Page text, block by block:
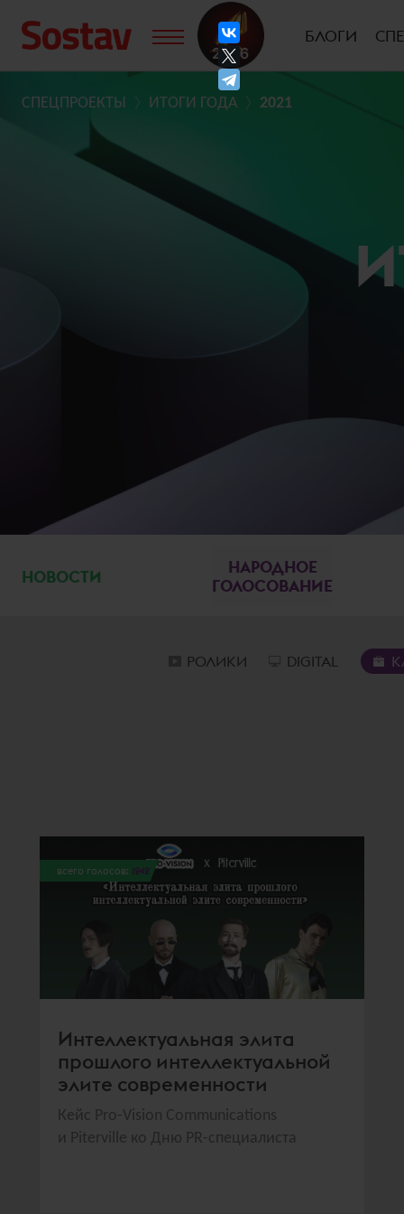
БЛОГИ
СПЕЦПРОЕКТЫ ИТОГИ ГОДА 2021
НОВОСТИ
НАРОДНОЕ
ГОЛОСОВАНИЕ
РОЛИКИ DIGITAL
всего голосов: 1242
Интеллектуальная элита
прошлого интеллектуальной
элите современности
Кейс Pro-Vision Communications
и Piterville ко Дню PR-специалиста